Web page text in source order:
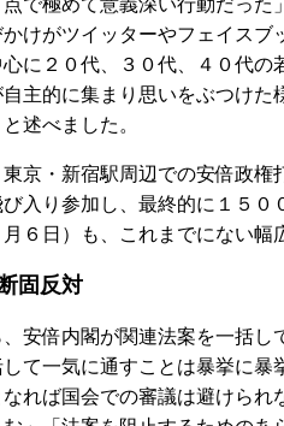
で極めて意義深い行動だった
けがツイッターやフェイスブ
に２０代、３０代、４０代の
主的に集まり思いをぶつけ
述べました。
京・新宿駅周辺での安倍政権
入り参加し、最終的に１５
６日）も、これまでにない幅
固反対
安倍内閣が関連法案を一括し
て一気に通すことは暴挙に
なれば国会での審議は避けら